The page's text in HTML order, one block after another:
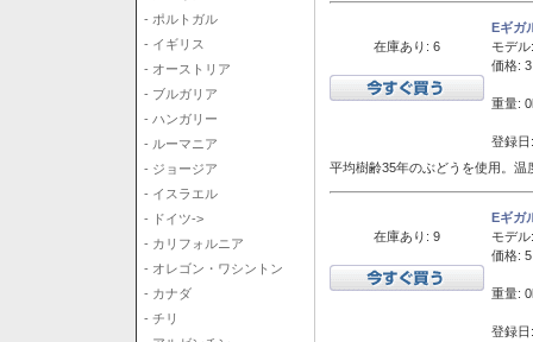
- ポルトガル
- イギリス
- オーストリア
- ブルガリア
- ハンガリー
- ルーマニア
- ジョージア
- イスラエル
- ドイツ->
- カリフォルニア
- オレゴン・ワシントン
- カナダ
- チリ
在庫あり: 6
Eギガ
モデル:
価格:
重量:
登録
平均樹齢35年のぶどうを使用。
在庫あり: 9
Eギガ
モデル:
価格:
重量:
登録